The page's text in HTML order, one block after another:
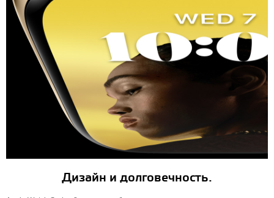
Дизайн и долговечность.